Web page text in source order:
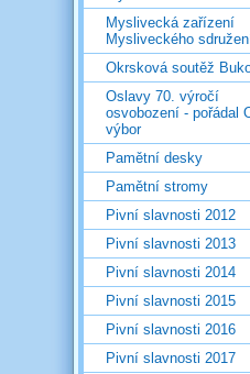
Myslivecká zařízení
Mysliveckého
Okrsková soutěž
Oslavy 70. výročí
osvobození - pořádal
výbor
Pamětní desky
Pamětní stromy
Pivní slavnosti 2012
Pivní slavnosti 2013
Pivní slavnosti 2014
Pivní slavnosti 2015
Pivní slavnosti 2016
Pivní slavnosti 2017